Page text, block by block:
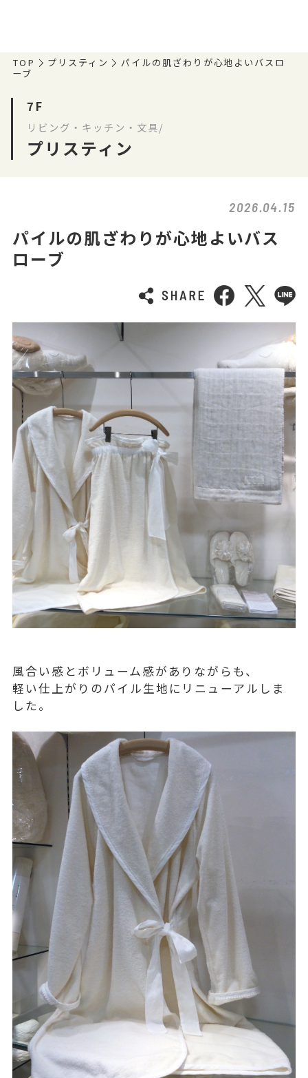
TOP プリスティン
パイルの肌ざわりが心地よいバスロ
ーブ
7F
リビング・キッチン・文具/
プリスティン
2026.04.15
パイルの肌ざわりが心地よいバス
ローブ
風合い感とボリューム感がありながらも、
軽い仕上がりのパイル生地にリニューアルしま
した。